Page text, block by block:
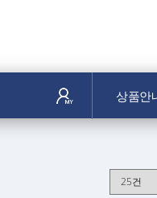
상품안